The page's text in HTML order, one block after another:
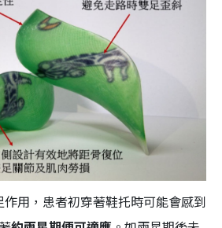
用，患者初穿著鞋托時可能會感到